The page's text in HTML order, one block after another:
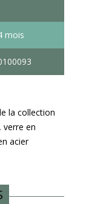
mois
la collection
verre en
acier